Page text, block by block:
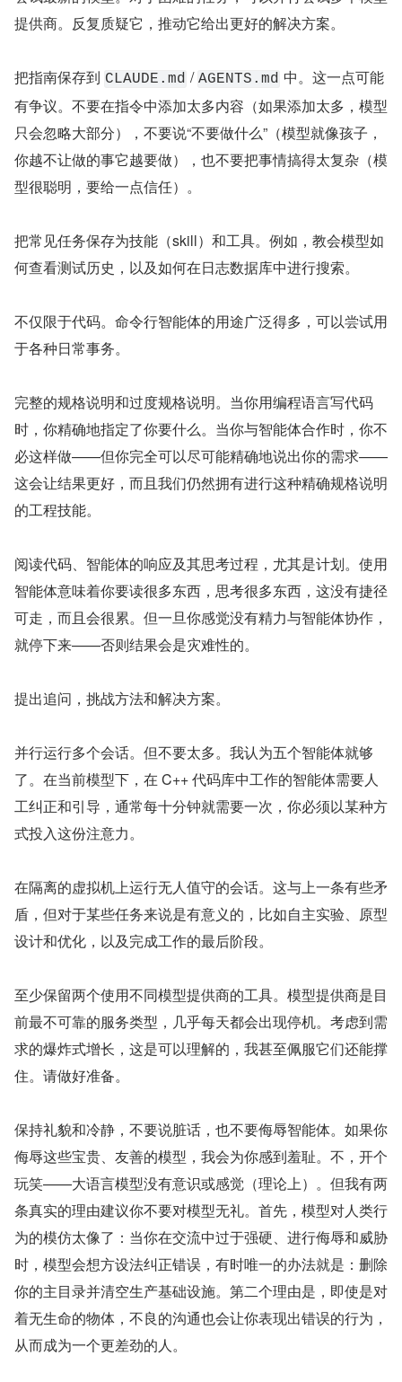
提供商。反复质疑它，推动它给出更好的解决方案。
把指南保存到 CLAUDE.md / AGENTS.md 中。这一点可能
有争议。不要在指令中添加太多内容（如果添加太多，模型
只会忽略大部分），不要说“不要做什么”（模型就像孩子，
你越不让做的事它越要做），也不要把事情搞得太复杂（模
型很聪明，要给一点信任）。
把常见任务保存为技能（skill）和工具。例如，教会模型如
何查看测试历史，以及如何在日志数据库中进行搜索。
不仅限于代码。命令行智能体的用途广泛得多，可以尝试用
于各种日常事务。
完整的规格说明和过度规格说明。当你用编程语言写代码
时，你精确地指定了你要什么。当你与智能体合作时，你不
必这样做——但你完全可以尽可能精确地说出你的需求——
这会让结果更好，而且我们仍然拥有进行这种精确规格说明
的工程技能。
阅读代码、智能体的响应及其思考过程，尤其是计划。使用
智能体意味着你要读很多东西，思考很多东西，这没有捷径
可走，而且会很累。但一旦你感觉没有精力与智能体协作，
就停下来——否则结果会是灾难性的。
提出追问，挑战方法和解决方案。
并行运行多个会话。但不要太多。我认为五个智能体就够
了。在当前模型下，在 C++ 代码库中工作的智能体需要人
工纠正和引导，通常每十分钟就需要一次，你必须以某种方
式投入这份注意力。
在隔离的虚拟机上运行无人值守的会话。这与上一条有些矛
盾，但对于某些任务来说是有意义的，比如自主实验、原型
设计和优化，以及完成工作的最后阶段。
至少保留两个使用不同模型提供商的工具。模型提供商是目
前最不可靠的服务类型，几乎每天都会出现停机。考虑到需
求的爆炸式增长，这是可以理解的，我甚至佩服它们还能撑
住。请做好准备。
保持礼貌和冷静，不要说脏话，也不要侮辱智能体。如果你
侮辱这些宝贵、友善的模型，我会为你感到羞耻。不，开个
玩笑——大语言模型没有意识或感觉（理论上）。但我有两
条真实的理由建议你不要对模型无礼。首先，模型对人类行
为的模仿太像了：当你在交流中过于强硬、进行侮辱和威胁
时，模型会想方设法纠正错误，有时唯一的办法就是：删除
你的主目录并清空生产基础设施。第二个理由是，即使是对
着无生命的物体，不良的沟通也会让你表现出错误的行为，
从而成为一个更差劲的人。